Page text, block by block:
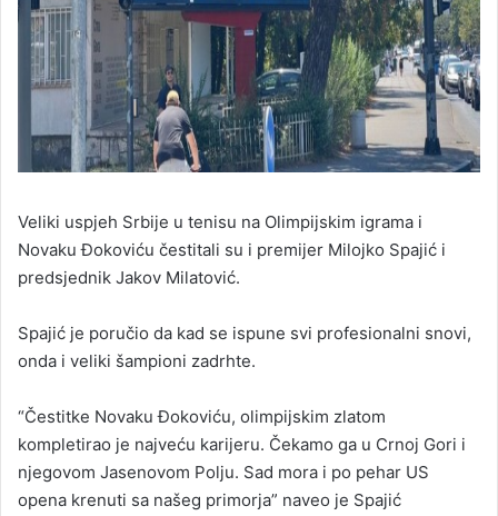
Veliki uspjeh Srbije u tenisu na Olimpijskim igrama i
Novaku Đokoviću čestitali su i premijer Milojko Spajić i
predsjednik Jakov Milatović.
Spajić je poručio da kad se ispune svi profesionalni snovi,
onda i veliki šampioni zadrhte.
“Čestitke Novaku Đokoviću, olimpijskim zlatom
kompletirao je najveću karijeru. Čekamo ga u Crnoj Gori i
njegovom Jasenovom Polju. Sad mora i po pehar US
opena krenuti sa našeg primorja” naveo je Spajić